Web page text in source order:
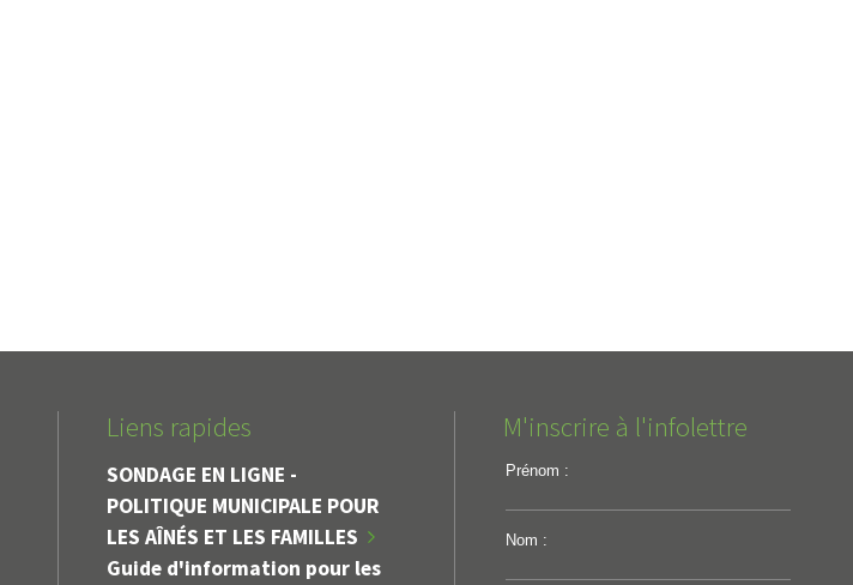
Liens rapides
SONDAGE EN LIGNE -
POLITIQUE MUNICIPALE POUR
LES AÎNÉS ET LES FAMILLES
Guide d'information pour les
M'inscrire à l'infolettre
Prénom :
Nom :